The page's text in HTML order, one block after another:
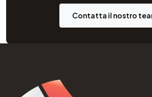
Contatta il nostro